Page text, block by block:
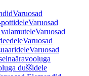
Varuosad
Varuosad
Varuosad
Varuosad
Varuosad
duššidele